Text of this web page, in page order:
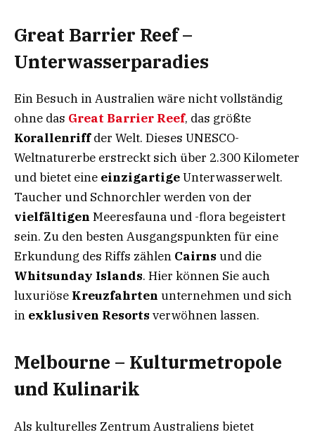
Great Barrier Reef –
Unterwasserparadies
Ein Besuch in Australien wäre nicht vollständig
ohne das Great Barrier Reef, das größte
Korallenriffder Welt. Dieses UNESCO-
Weltnaturerbe erstreckt sich über 2.300 Kilometer
und bietet eine einzigartigeUnterwasserwelt.
Taucher und Schnorchler werden von der
vielfältigen Meeresfauna und -flora begeistert
sein. Zu den besten Ausgangspunkten für eine
Erkundung des Riffs zählen Cairns und die
Whitsunday Islands. Hier können Sie auch
luxuriöse Kreuzfahrten unternehmen und sich
in exklusiven Resorts verwöhnen lassen.
Melbourne – Kulturmetropole
und Kulinarik
Als kulturelles Zentrum Australiens bietet